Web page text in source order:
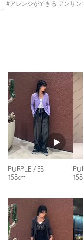
洗濯表示
原産国
商品番号
購入カラー：PURPLE
います。真夏でもサ
と思います。
性別：
女性
年代： 40代後半
身長：
164cm
普段の着用サイズ：L
参考になった
※レビューは、個人の主観
能を保証するものではあり
#アレンジができる アンサン
PURPLE / 38
158cm